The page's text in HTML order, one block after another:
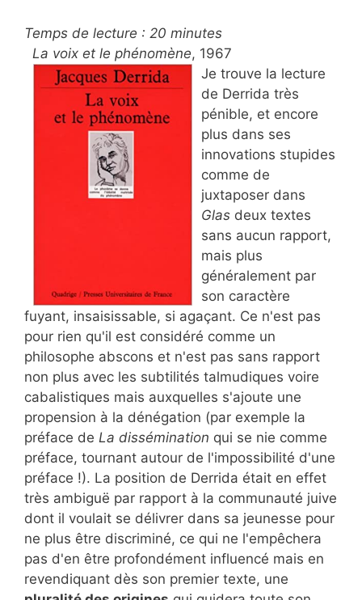
Temps de lecture : 20 minutes
La voix et le phénomène, 1967
Je trouve la lecture
de Derrida très
pénible, et encore
plus dans ses
innovations stupides
comme de
juxtaposer dans
Glas deux textes
sans aucun rapport,
mais plus
généralement par
son caractère
fuyant, insaisissable, si agaçant. Ce n'est pas
pour rien qu'il est considéré comme un
philosophe abscons et n'est pas sans rapport
non plus avec les subtilités talmudiques voire
cabalistiques mais auxquelles s'ajoute une
propension à la dénégation (par exemple la
préface de La dissémination qui se nie comme
préface, tournant autour de l'impossibilité d'une
préface !). La position de Derrida était en effet
très ambiguë par rapport à la communauté juive
dont il voulait se délivrer dans sa jeunesse pour
ne plus être discriminé, ce qui ne l'empêchera
pas d'en être profondément influencé mais en
revendiquant dès son premier texte, une